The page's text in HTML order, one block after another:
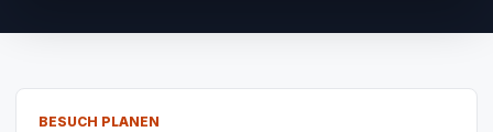
BESUCH PLANEN